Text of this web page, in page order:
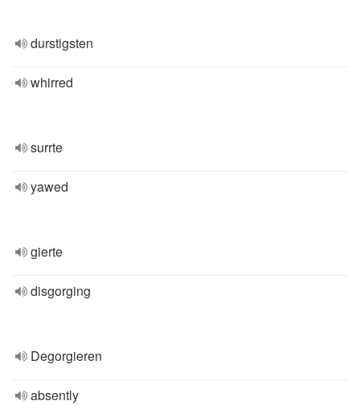
durstigsten
whirred
surrte
yawed
gierte
disgorging
Degorgieren
absently